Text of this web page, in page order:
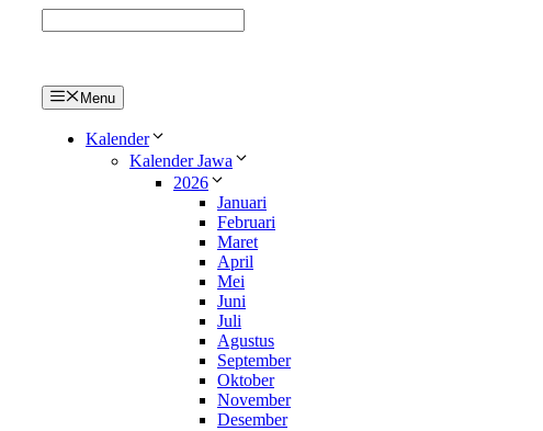
Menu
Kalender
Kalender Jawa
2026
Januari
Februari
Maret
April
Mei
Juni
Juli
Agustus
September
Oktober
November
Desember